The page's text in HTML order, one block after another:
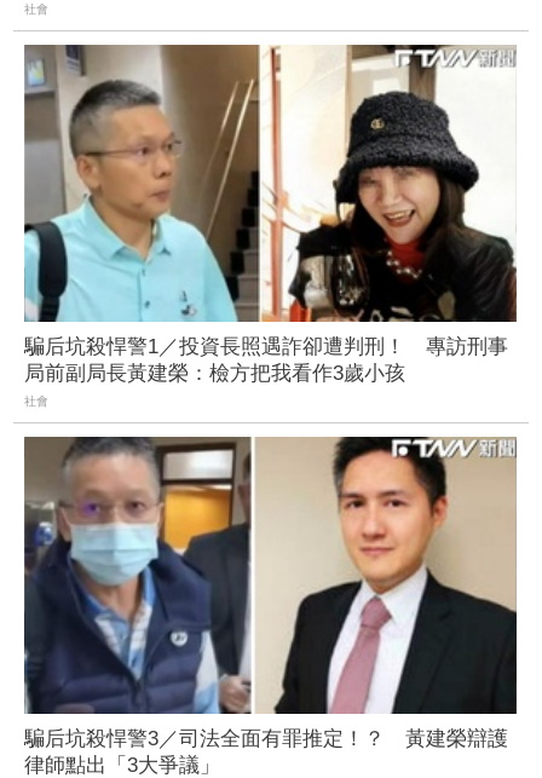
社會
騙后坑殺悍警1／投資長照遇詐卻遭判刑！ 專訪刑事
局前副局長黃建榮：檢方把我看作3歲小孩
社會
騙后坑殺悍警3／司法全面有罪推定！？ 黃建榮辯護
律師點出「3大爭議」